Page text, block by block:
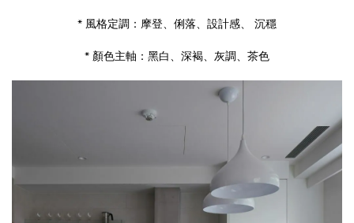
* 風格定調：摩登、俐落、設計感、 沉穩
* 顏色主軸：黑白、深褐、灰調、茶色